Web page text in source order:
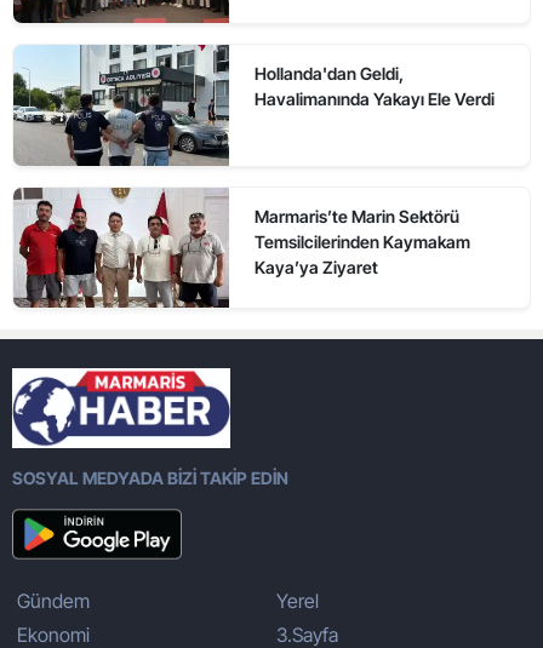
Hollanda'dan Geldi,
Havalimanında Yakayı Ele Verdi
Marmaris’te Marin Sektörü
Temsilcilerinden Kaymakam
Kaya’ya Ziyaret
SOSYAL MEDYADA BİZİ TAKİP EDİN
Gündem
Ekonomi
Yerel
3.Sayfa